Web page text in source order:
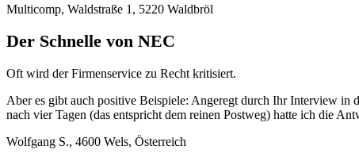
Multicomp, Waldstraße 1, 5220 Waldbröl
Der Schnelle von NEC
Oft wird der Firmenservice zu Recht kritisiert.
Aber es gibt auch positive Beispiele: Angeregt durch Ihr Interview in
nach vier Tagen (das entspricht dem reinen Postweg) hatte ich die
Wolfgang S., 4600 Wels, Österreich